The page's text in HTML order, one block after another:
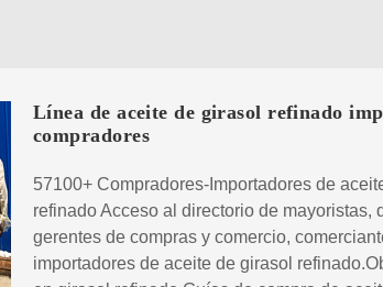
Línea de aceite de girasol refinado
compradores
57100+ Compradores-Importadores de
refinado Acceso al directorio de mayoristas,
gerentes de compras y comercio,
importadores de aceite de girasol